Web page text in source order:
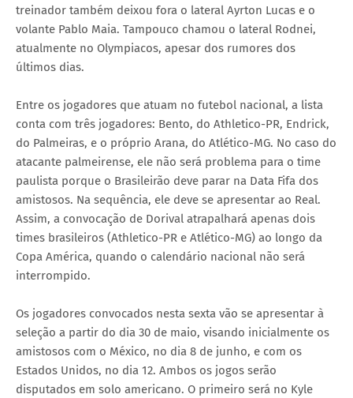
treinador também deixou fora o lateral Ayrton Lucas e o
volante Pablo Maia. Tampouco chamou o lateral Rodnei,
atualmente no Olympiacos, apesar dos rumores dos
últimos dias.
Entre os jogadores que atuam no futebol nacional, a lista
conta com três jogadores: Bento, do Athletico-PR, Endrick,
do Palmeiras, e o próprio Arana, do Atlético-MG. No caso do
atacante palmeirense, ele não será problema para o time
paulista porque o Brasileirão deve parar na Data Fifa dos
amistosos. Na sequência, ele deve se apresentar ao Real.
Assim, a convocação de Dorival atrapalhará apenas dois
times brasileiros (Athletico-PR e Atlético-MG) ao longo da
Copa América, quando o calendário nacional não será
interrompido.
Os jogadores convocados nesta sexta vão se apresentar à
seleção a partir do dia 30 de maio, visando inicialmente os
amistosos com o México, no dia 8 de junho, e com os
Estados Unidos, no dia 12. Ambos os jogos serão
disputados em solo americano. O primeiro será no Kyle